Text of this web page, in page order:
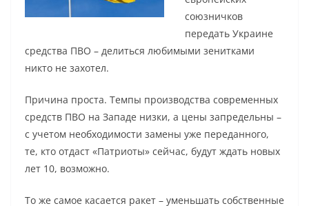
союзничков
передать Украине
средства ПВО – делиться любимыми зенитками
никто не захотел.
Причина проста. Темпы производства современных
средств ПВО на Западе низки, а цены запредельны –
с учетом необходимости замены уже переданного,
те, кто отдаст «Патриоты» сейчас, будут ждать новых
лет 10, возможно.
То же самое касается ракет – уменьшать собственные